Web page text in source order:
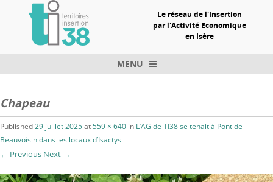
Le réseau de l'Insertion
par l'Activité Economique
en Isère
MENU
Chapeau
Published29 juillet 2025at559 × 640 in L’AG de TI38 se tenait à Pont de
Beauvoisin dans les locaux d’Isactys
← Previous Next →